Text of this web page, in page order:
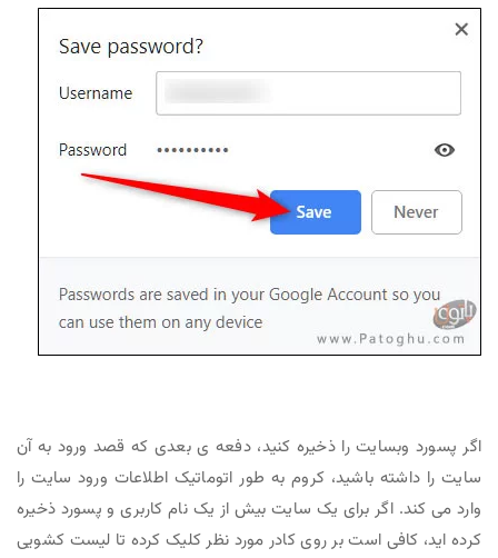
اگر پسورد وبسایت را ذخیره کنید، دفعه ی بعدی که قصد ورود به آن
سایت را داشته باشید، کروم به طور اتوماتیک اطلاعات ورود سایت را
وارد می کند. اگر برای یک سایت بیش از یک نام کاربری و پسورد ذخیره
کرده اید، کافی است بر روی کادر مورد نظر کلیک کرده تا لیست کشویی